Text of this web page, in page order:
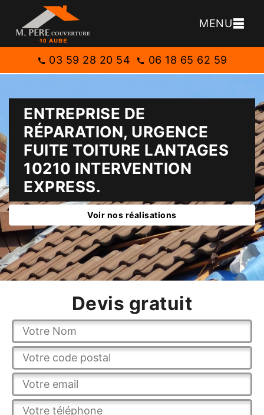
MENU
03 59 28 20 54 06 18 65 62 59
ENTREPRISE DE
RÉPARATION, URGENCE
FUITE TOITURE LANTAGES
10210 INTERVENTION
EXPRESS.
Voir nos réalisations
Devis gratuit